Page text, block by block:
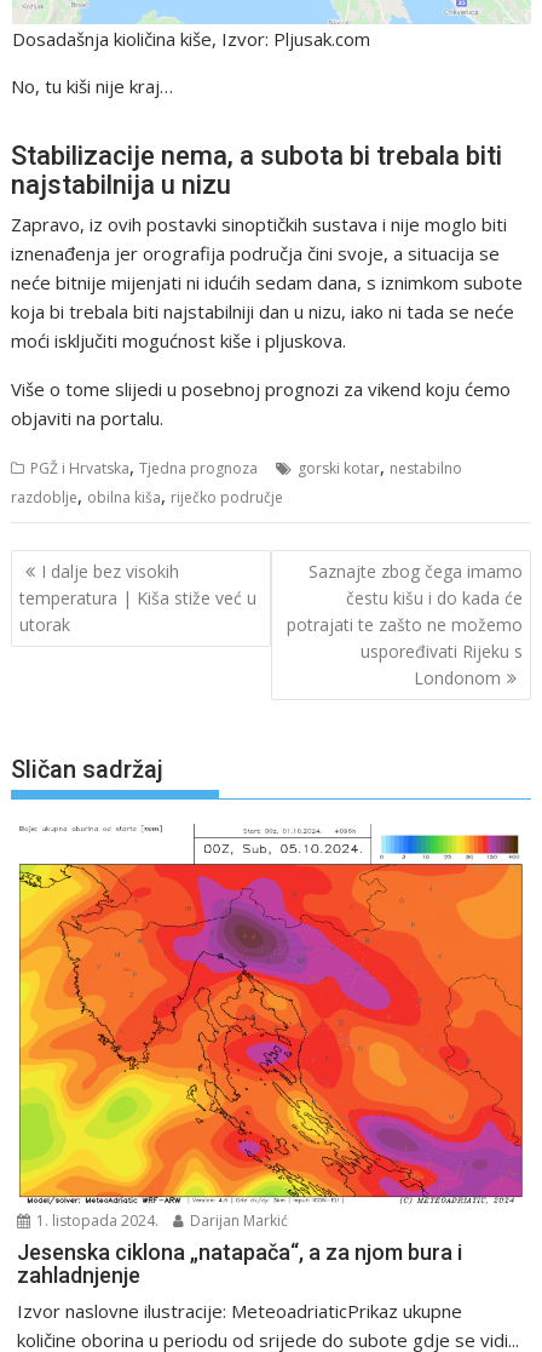
Dosadašnja kioličina kiše, Izvor: Pljusak.com
No, tu kiši nije kraj…
Stabilizacije nema, a subota bi trebala biti
najstabilnija u nizu
Zapravo, iz ovih postavki sinoptičkih sustava i nije moglo biti
iznenađenja jer orografija područja čini svoje, a situacija se
neće bitnije mijenjati ni idućih sedam dana, s iznimkom subote
koja bi trebala biti najstabilniji dan u nizu, iako ni tada se neće
moći isključiti mogućnost kiše i pljuskova.
Više o tome slijedi u posebnoj prognozi za vikend koju ćemo
objaviti na portalu.
PGŽ i Hrvatska,Tjedna prognoza gorski kotar, nestabilno
razdoblje, obilna kiša, riječko područje
Navigacija
objava
I dalje bez visokih
temperatura | Kiša stiže već u
utorak
Saznajte zbog čega imamo
čestu kišu i do kada će
potrajati te zašto ne možemo
uspoređivati Rijeku s
Londonom
Sličan sadržaj
1. listopada 2024. Darijan Markić
Jesenska ciklona „natapača“, a za njom bura i
zahladnjenje
Izvor naslovne ilustracije: MeteoadriaticPrikaz ukupne
količine oborina u periodu od srijede do subote gdje se vidi...